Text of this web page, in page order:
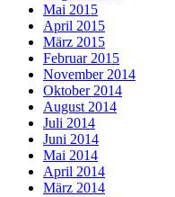
Mai 2015
April 2015
März 2015
Februar 2015
November 2014
Oktober 2014
August 2014
Juli 2014
Juni 2014
Mai 2014
April 2014
März 2014